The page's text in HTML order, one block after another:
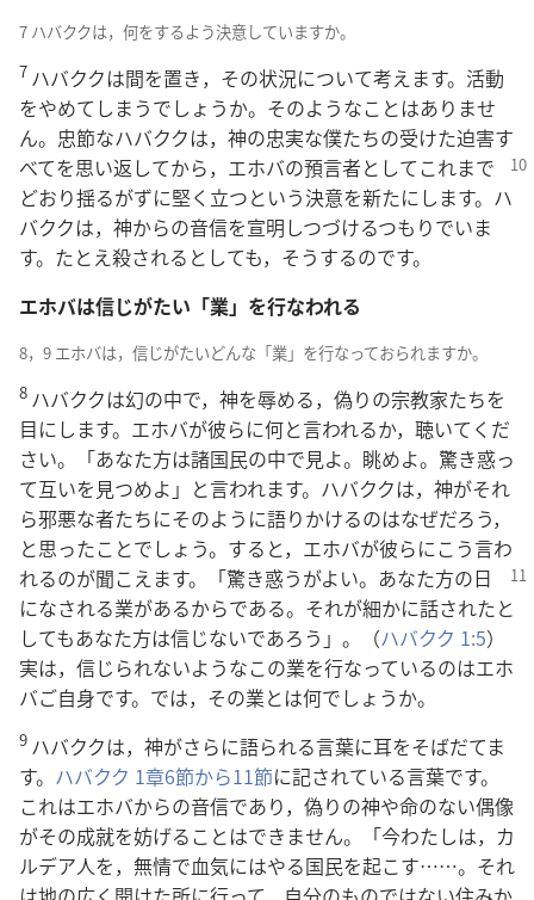
7 ハバククは，何をするよう決意していますか。
7 ハバククは間を置き，その状況について考えます。活動
をやめてしまうでしょうか。そのようなことはありませ
ん。忠節なハバククは，神の忠実な僕たちの受けた迫害す
べてを思い返してから，エホバの預言者としてこれまで
どおり揺るがずに堅く立つという決意を新たにします。ハ
バククは，神からの音信を宣明しつづけるつもりでいま
す。たとえ殺されるとしても，そうするのです。
エホバは信じがたい「業」を行なわれる
8，9 エホバは，信じがたいどんな「業」を行なっておられますか。
8 ハバククは幻の中で，神を辱める，偽りの宗教家たちを
目にします。エホバが彼らに何と言われるか，聴いてくだ
さい。「あなた方は諸国民の中で見よ。眺めよ。驚き惑っ
て互いを見つめよ」と言われます。ハバククは，神がそれ
ら邪悪な者たちにそのように語りかけるのはなぜだろう，
と思ったことでしょう。すると，エホバが彼らにこう言わ
れるのが聞こえます。「驚き惑うがよい。あなた方の日
になされる業があるからである。それが細かに話されたと
してもあなた方は信じないであろう」。（ハバクク 1:5）
実は，信じられないようなこの業を行なっているのはエホ
バご自身です。では，その業とは何でしょうか。
9 ハバククは，神がさらに語られる言葉に耳をそばだてま
す。 ハバクク 1章6節から11節に記されている言葉です。
これはエホバからの音信であり，偽りの神や命のない偶像
がその成就を妨げることはできません。「今わたしは，カ
ルデア人を，無情で血気にはやる国民を起こす……。それ